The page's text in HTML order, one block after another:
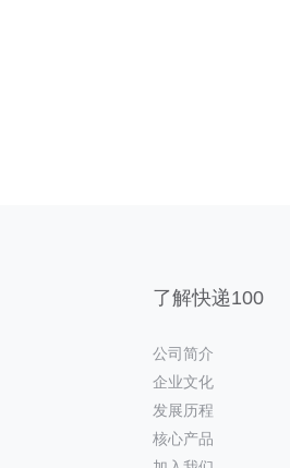
了解快递100
公司简介
企业文化
发展历程
核心产品